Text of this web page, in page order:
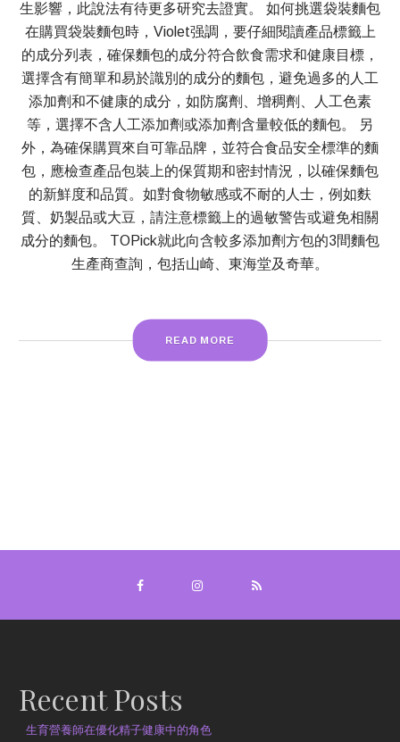
生影響，此說法有待更多研究去證實。 如何挑選袋裝麵包
在購買袋裝麵包時，Violet强調，要仔細閱讀產品標籤上
的成分列表，確保麵包的成分符合飲食需求和健康目標，
選擇含有簡單和易於識別的成分的麵包，避免過多的人工
添加劑和不健康的成分，如防腐劑、增稠劑、人工色素
等，選擇不含人工添加劑或添加劑含量較低的麵包。 另
外，為確保購買來自可靠品牌，並符合食品安全標準的麵
包，應檢查產品包裝上的保質期和密封情況，以確保麵包
的新鮮度和品質。如對食物敏感或不耐的人士，例如麩
質、奶製品或大豆，請注意標籤上的過敏警告或避免相關
成分的麵包。 TOPick就此向含較多添加劑方包的3間麵包
生產商查詢，包括山崎、東海堂及奇華。
READ MORE
Recent Posts
生育營養師在優化精子健康中的角色